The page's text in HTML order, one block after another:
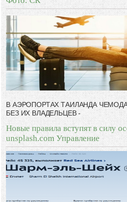
В АЭРОПОРТАХ ТАИЛАНДА
БЕЗ ИХ ВЛАДЕЛЬЦЕВ -
Новые правила вступят в силу
unsplash.com Управление